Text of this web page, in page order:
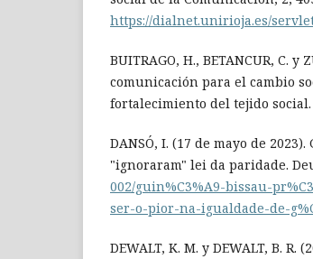
https://dialnet.unirioja.es/
BUITRAGO, H., BETANCUR, C. y
comunicación para el cambio
fortalecimiento del tejido social.
DANSÓ, I. (17 de mayo de
"ignoraram" lei da paridade.
002/guin%C3%A9-bissau-
ser-o-pior-na-igualdade-de-
DEWALT, K. M. y DEWALT, B.